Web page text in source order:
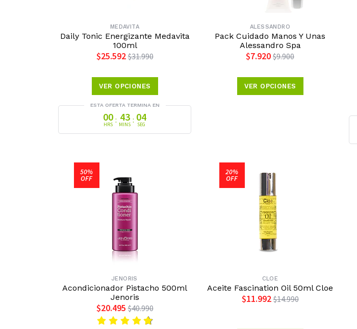
MEDAVITA
Daily Tonic Energizante Medavita
100ml
$25.592 $31.990
VER OPCIONES
ESTA OFERTA TERMINA EN
00
HRS : 43
MINS : 03
SEG
ALESSANDRO
Pack Cuidado Manos Y Unas
Alessandro Spa
$7.920 $9.900
VER OPCIONES
50%
OFF
JENORIS
Acondicionador Pistacho 500ml
Jenoris
$20.495 $40.990
20%
OFF
CLOE
Aceite Fascination Oil 50ml Cloe
$11.992 $14.990